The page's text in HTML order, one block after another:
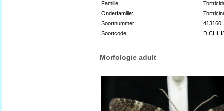
Familie:
Onderfamilie:
Soortnummer:
413160
Soortcode:
Morfologie adult